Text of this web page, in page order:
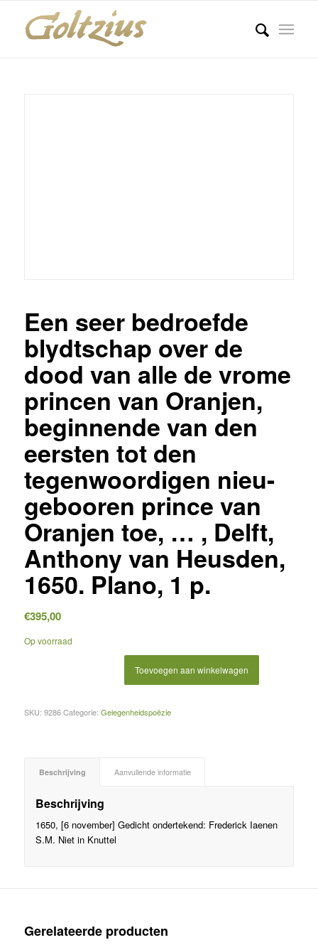
Een seer bedroefde
blydtschap over de
dood van alle de vrome
princen van Oranjen,
beginnende van den
eersten tot den
tegenwoordigen nieu-
gebooren prince van
Oranjen toe, … , Delft,
Anthony van Heusden,
1650. Plano, 1 p.
€395,00
Op voorraad
Toevoegen aan winkelwagen
SKU: 9286 Categorie: Gelegenheidspoëzie
Beschrijving Aanvullende informatie
Beschrijving
1650, [6 november] Gedicht ondertekend: Frederick Iaenen
S.M. Niet in Knuttel
Gerelateerde producten